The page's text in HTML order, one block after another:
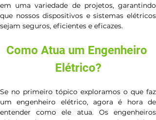
em uma variedade de projetos, garantindo
que nossos dispositivos e sistemas elétricos
sejam seguros, eficientes e eficazes.
Como Atua um Engenheiro
Elétrico?
Se no primeiro tópico exploramos o que faz
um engenheiro elétrico, agora é hora de
entender como ele atua. Os engenheiros